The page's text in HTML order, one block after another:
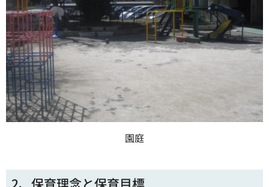
園庭
2、保育理念と保育目標